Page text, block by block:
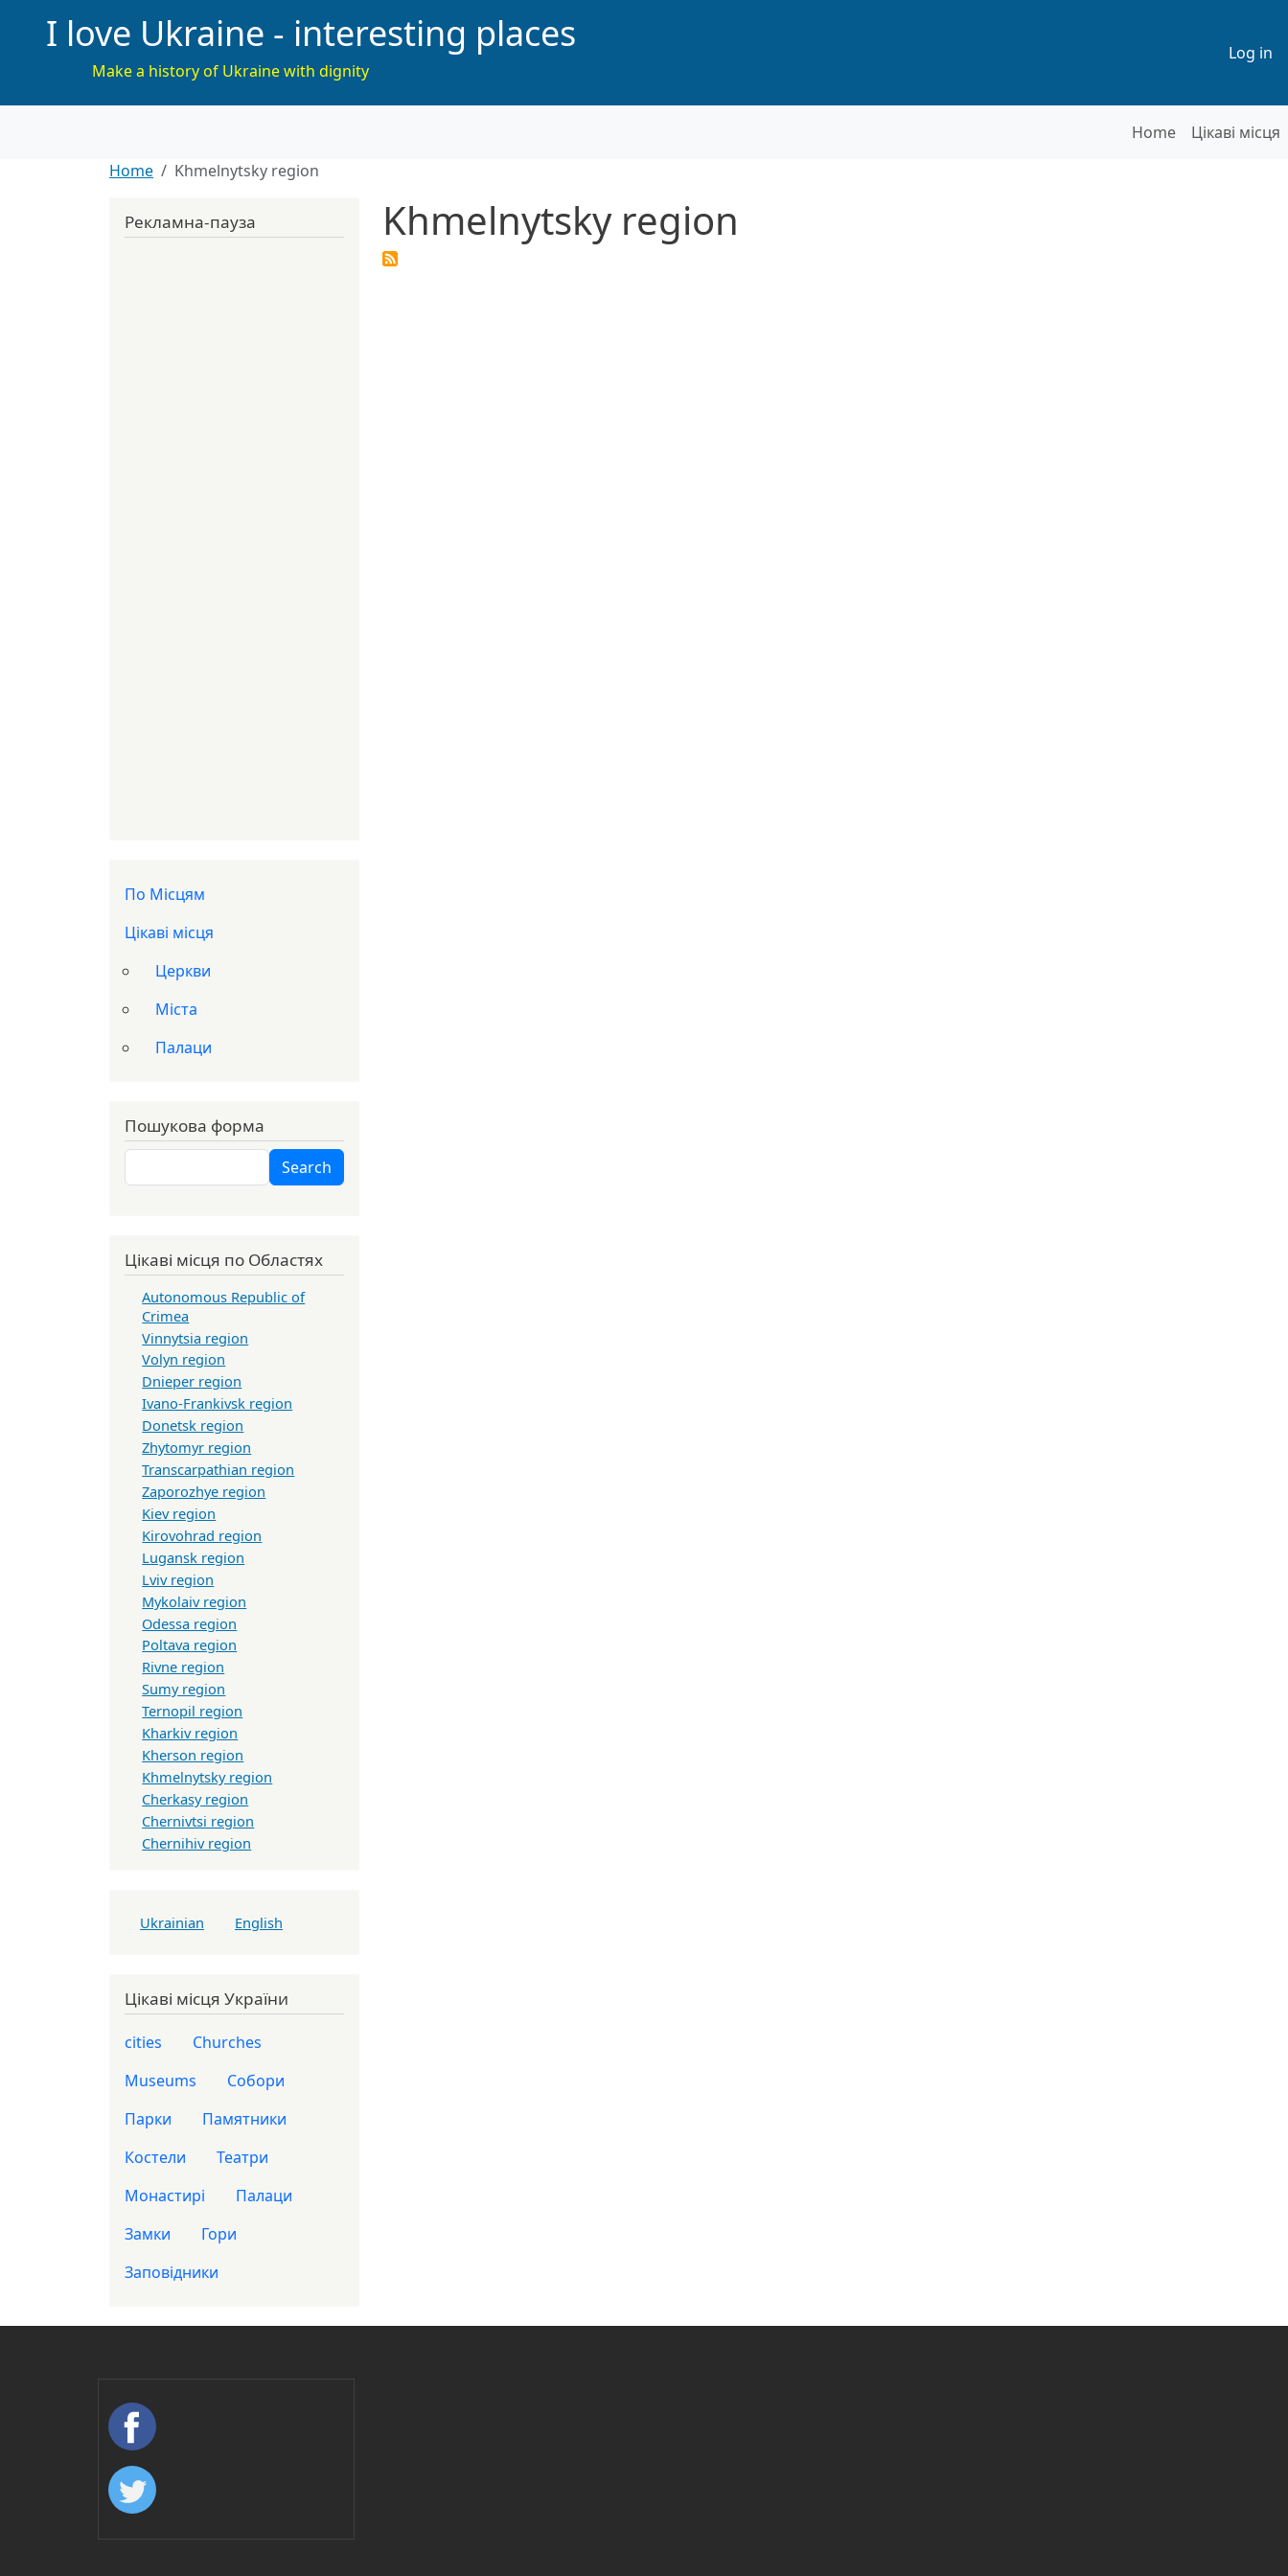
I love Ukraine - interesting places
Make a history of Ukraine with dignity
Log in
Основна
Home
Цікаві місця
Home
Khmelnytsky region
Khmelnytsky region
Рекламна-пауза
По Місцям
Цікаві місця
Церкви
Міста
Палаци
Пошукова форма
Search Search
Цікаві місця по Областях
Autonomous Republic of
Crimea
Vinnytsia region
Volyn region
Dnieper region
Ivano-Frankivsk region
Donetsk region
Zhytomyr region
Transcarpathian region
Zaporozhye region
Kiev region
Kirovohrad region
Lugansk region
Lviv region
Mykolaiv region
Odessa region
Poltava region
Rivne region
Sumy region
Ternopil region
Kharkiv region
Kherson region
Khmelnytsky region
Cherkasy region
Chernivtsi region
Chernihiv region
Ukrainian English
Цікаві місця України
cities
Churches
Museums
Собори
Парки
Памятники
Костели
Театри
Монастирі
Палаци
Замки
Гори
Заповідники